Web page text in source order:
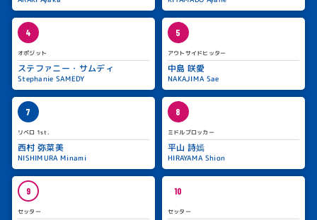
4
オポジット
ステファニー・サムディ
Stephanie SAMEDY
5
アウトサイドヒッター
中島 咲愛
NAKAJIMA Sae
7
リベロ 1st.
西村 弥菜美
NISHIMURA Minami
8
ミドルブロッカー
平山 詩嫣
HIRAYAMA Shion
9
セッター
10
セッター